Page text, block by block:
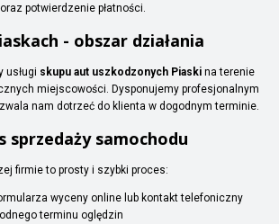
potwierdzenie płatności.
- obszar działania
usługi skupu aut uszkodzonych Piaski na terenie
miejscowości. Dysponujemy profesjonalnym
nam dotrzeć do klienta w dogodnym terminie.
sprzedaży samochodu
firmie to prosty i szybki proces:
wyceny online lub kontakt telefoniczny
terminu oględzin